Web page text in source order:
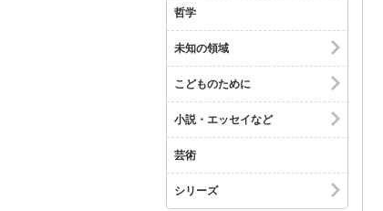
哲学
未知の領域
こどものために
小説・エッセイなど
芸術
シリーズ